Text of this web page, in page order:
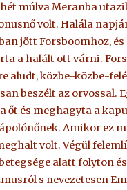
múlva Meranba
volt. Halála
jött Forsboomhoz,
a halált ott várni.
aludt, közbe-közbe-
beszélt az orvossal.
őt és meghagyta a
Amikor ez
volt. Végül
alatt folyton
s nevezetesen